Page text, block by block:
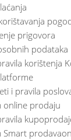
prigovora
podataka
korištenja
i pravila
online prodaju
Smart